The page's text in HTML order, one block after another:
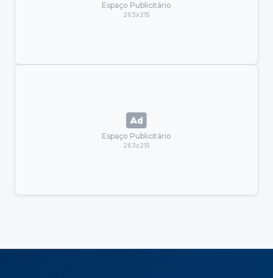
Espaço Publicitário
263x215
Espaço Publicitário
263x215